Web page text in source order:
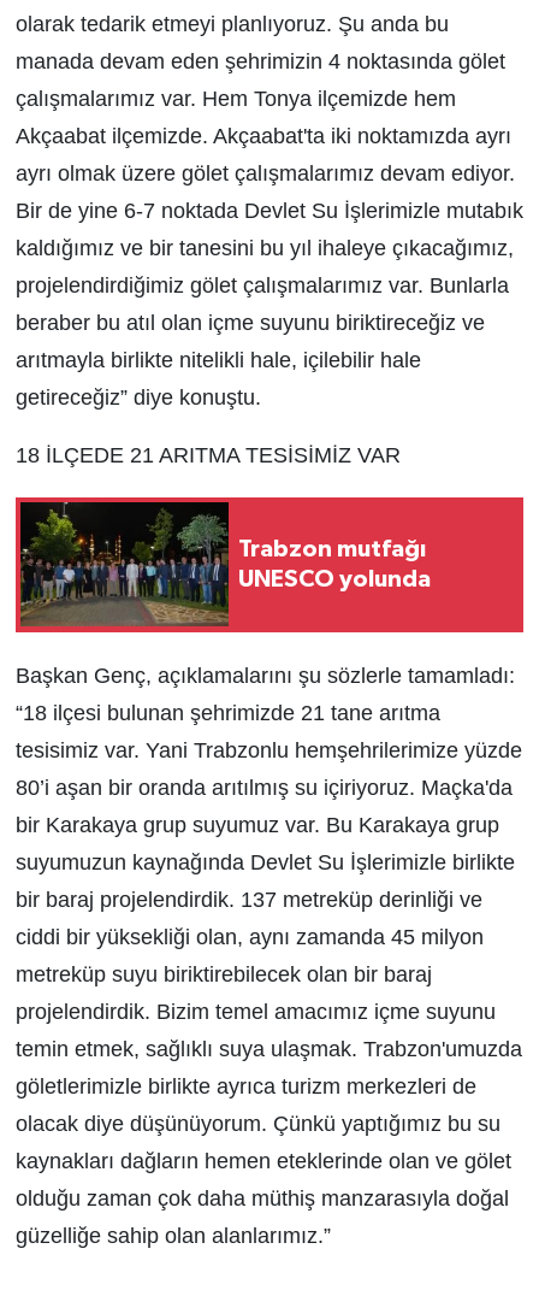
olarak tedarik etmeyi planlıyoruz. Şu anda bu
manada devam eden şehrimizin 4 noktasında gölet
çalışmalarımız var. Hem Tonya ilçemizde hem
Akçaabat ilçemizde. Akçaabat'ta iki noktamızda ayrı
ayrı olmak üzere gölet çalışmalarımız devam ediyor.
Bir de yine 6-7 noktada Devlet Su İşlerimizle mutabık
kaldığımız ve bir tanesini bu yıl ihaleye çıkacağımız,
projelendirdiğimiz gölet çalışmalarımız var. Bunlarla
beraber bu atıl olan içme suyunu biriktireceğiz ve
arıtmayla birlikte nitelikli hale, içilebilir hale
getireceğiz” diye konuştu.
18 İLÇEDE 21 ARITMA TESİSİMİZ VAR
Trabzon mutfağı
UNESCO yolunda
Başkan Genç, açıklamalarını şu sözlerle tamamladı:
“18 ilçesi bulunan şehrimizde 21 tane arıtma
tesisimiz var. Yani Trabzonlu hemşehrilerimize yüzde
80’i aşan bir oranda arıtılmış su içiriyoruz. Maçka'da
bir Karakaya grup suyumuz var. Bu Karakaya grup
suyumuzun kaynağında Devlet Su İşlerimizle birlikte
bir baraj projelendirdik. 137 metreküp derinliği ve
ciddi bir yüksekliği olan, aynı zamanda 45 milyon
metreküp suyu biriktirebilecek olan bir baraj
projelendirdik. Bizim temel amacımız içme suyunu
temin etmek, sağlıklı suya ulaşmak. Trabzon'umuzda
göletlerimizle birlikte ayrıca turizm merkezleri de
olacak diye düşünüyorum. Çünkü yaptığımız bu su
kaynakları dağların hemen eteklerinde olan ve gölet
olduğu zaman çok daha müthiş manzarasıyla doğal
güzelliğe sahip olan alanlarımız.”